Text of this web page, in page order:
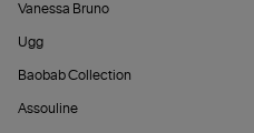
Vanessa Bruno
Ugg
Baobab Collection
Assouline